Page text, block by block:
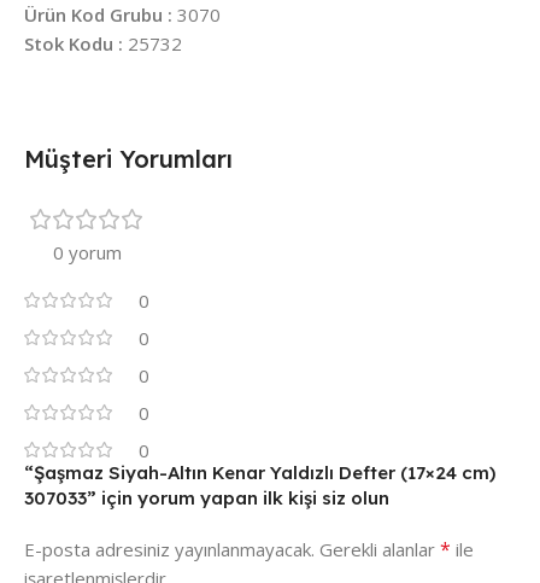
Ürün Kod Grubu : 3070
Stok Kodu : 25732
Müşteri Yorumları
0 yorum
0
0
0
0
0
“Şaşmaz Siyah-Altın Kenar Yaldızlı Defter (17×24 cm)
307033” için yorum yapan ilk kişi siz olun
E-posta adresiniz yayınlanmayacak. Gerekli alanlar * ile